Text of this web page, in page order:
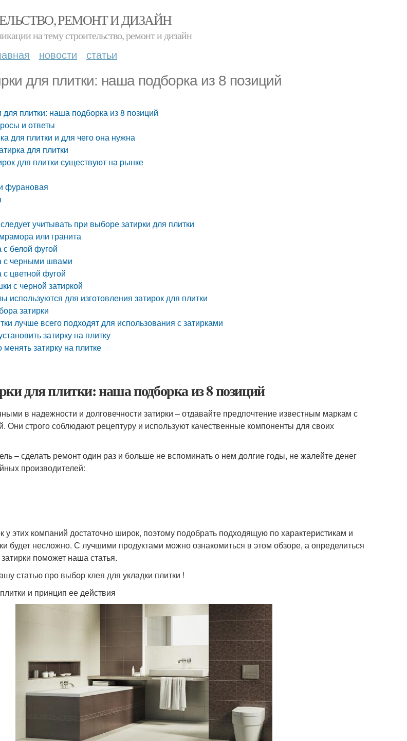
РЕМОНТ И ДИЗАЙН
на тему строительство, ремонт и дизайн
новости статьи
для плитки: наша подборка из 8 позиций
плитки: наша подборка из 8 позиций
и ответы
для плитки и для чего она нужна
для плитки
для плитки существуют на рынке
фурановая
учитывать при выборе затирки для плитки
или гранита
с белой фугой
с черными швами
с цветной фугой
с черной затиркой
используются для изготовления затирок для плитки
затирки
лучше всего подходят для использования с затирками
затирку на плитку
менять затирку на плитке
для плитки: наша подборка из 8 позиций
в надежности и долговечности затирки – отдавайте предпочтение известным маркам с
Они строго соблюдают рецептуру и используют качественные компоненты для своих
– сделать ремонт один раз и больше не вспоминать о нем долгие годы, не жалейте денег
производителей:
у этих компаний достаточно широк, поэтому подобрать подходящую по характеристикам и
будет несложно. С лучшими продуктами можно ознакомиться в этом обзоре, а определиться
поможет наша статья.
статью про выбор клея для укладки плитки !
и принцип ее действия